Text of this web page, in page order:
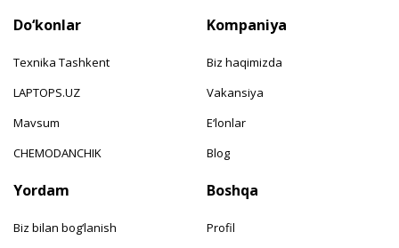
Do‘konlar
Texnika Tashkent
LAPTOPS.UZ
Mavsum
CHEMODANCHIK
Kompaniya
Biz haqimizda
Vakansiya
E‘lonlar
Blog
Yordam
Biz bilan bog‘lanish
Boshqa
Profil